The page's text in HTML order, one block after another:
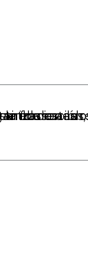
de su zona, promoviendo la formación, el diálogo y la colaboración entre ellas.